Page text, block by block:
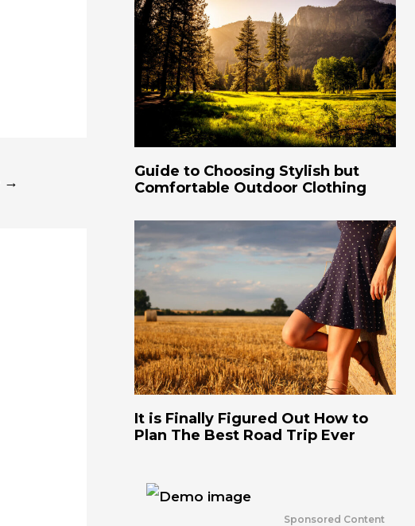
→
Guide to Choosing Stylish but
Comfortable Outdoor Clothing
It is Finally Figured Out How to
Plan The Best Road Trip Ever
Sponsored Content